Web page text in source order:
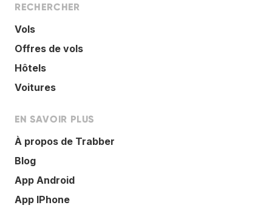
RECHERCHER
Vols
Offres de vols
Hôtels
Voitures
EN SAVOIR PLUS
À propos de Trabber
Blog
App Android
App IPhone